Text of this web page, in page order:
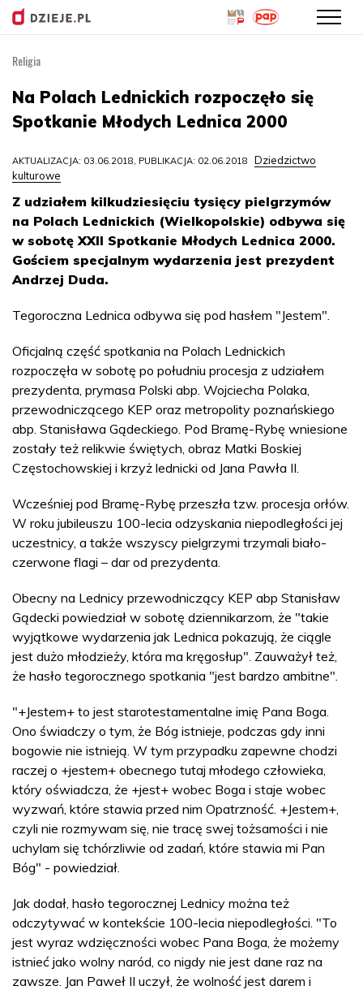
treści
Religia
Na Polach Lednickich rozpoczęło się
Spotkanie Młodych Lednica 2000
AKTUALIZACJA: 03.06.2018, PUBLIKACJA: 02.06.2018
Dziedzictwo
kulturowe
Z udziałem kilkudziesięciu tysięcy pielgrzymów
na Polach Lednickich (Wielkopolskie) odbywa się
w sobotę XXII Spotkanie Młodych Lednica 2000.
Gościem specjalnym wydarzenia jest prezydent
Andrzej Duda.
Tegoroczna Lednica odbywa się pod hasłem "Jestem".
Oficjalną część spotkania na Polach Lednickich
rozpoczęła w sobotę po południu procesja z udziałem
prezydenta, prymasa Polski abp. Wojciecha Polaka,
przewodniczącego KEP oraz metropolity poznańskiego
abp. Stanisława Gądeckiego. Pod Bramę-Rybę wniesione
zostały też relikwie świętych, obraz Matki Boskiej
Częstochowskiej i krzyż lednicki od Jana Pawła II.
Wcześniej pod Bramę-Rybę przeszła tzw. procesja orłów.
W roku jubileuszu 100-lecia odzyskania niepodległości jej
uczestnicy, a także wszyscy pielgrzymi trzymali biało-
czerwone flagi – dar od prezydenta.
Obecny na Lednicy przewodniczący KEP abp Stanisław
Gądecki powiedział w sobotę dziennikarzom, że "takie
wyjątkowe wydarzenia jak Lednica pokazują, że ciągle
jest dużo młodzieży, która ma kręgosłup". Zauważył też,
że hasło tegorocznego spotkania "jest bardzo ambitne".
"+Jestem+ to jest starotestamentalne imię Pana Boga.
Ono świadczy o tym, że Bóg istnieje, podczas gdy inni
bogowie nie istnieją. W tym przypadku zapewne chodzi
raczej o +jestem+ obecnego tutaj młodego człowieka,
który oświadcza, że +jest+ wobec Boga i staje wobec
wyzwań, które stawia przed nim Opatrzność. +Jestem+,
czyli nie rozmywam się, nie tracę swej tożsamości i nie
uchylam się tchórzliwie od zadań, które stawia mi Pan
Bóg" - powiedział.
Jak dodał, hasło tegorocznej Lednicy można też
odczytywać w kontekście 100-lecia niepodległości. "To
jest wyraz wdzięczności wobec Pana Boga, że możemy
istnieć jako wolny naród, co nigdy nie jest dane raz na
zawsze. Jan Paweł II uczył, że wolność jest darem i